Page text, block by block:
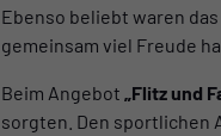
Ebenso beliebt waren das
gemeinsam viel Freude
Beim Angebot „Flitz und
sorgten. Den sportlichen